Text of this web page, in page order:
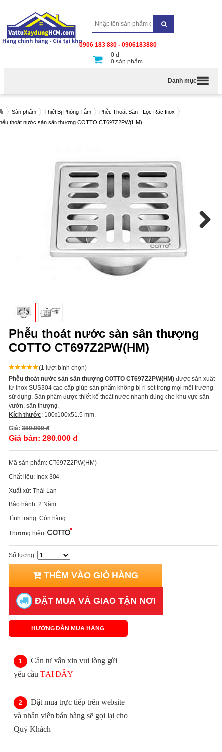
0906 183 880 - 0906183880
0 đ
0 sản phẩm
Danh mục
Sản phẩm Thiết Bị Phòng Tắm
Phễu Thoát Sàn - Lọc Rác Inox
thoát nước sàn sân thượng COTTO CT697Z2PW(HM)
Phễu thoát nước sàn sân thượng
COTTO CT697Z2PW(HM)
(1 lượt bình chọn)
Phễu thoát nước sàn sân thượng COTTO CT697Z2PW(HM) được sản xuất
từ inox SUS304 cao cấp giúp sản phẩm không bị rỉ sét trong mọi môi trường
sử dụng. Sản phẩm được thiết kế thoát nước nhanh dùng cho khu vực sân
vườn, sân thượng.
Kích thước: 100x100x51.5 mm.
Giá: 380.000 đ
Giá bán: 280.000 đ
Mã sản phẩm: CT697Z2PW(HM)
Chất liệu: Inox 304
Xuất xứ: Thái Lan
Bảo hành: 2 Năm
Tình trạng: Còn hàng
Thương hiệu:
Số lượng:
THÊM VÀO GIỎ HÀNG
ĐẶT MUA VÀ GIAO TẬN NƠI
HƯỚNG DẪN MUA HÀNG
Cần tư vấn xin vui lòng gửi
yêu cầu TẠI ĐÂY
Đặt mua trực tiếp trên website
và nhân viên bán hàng sẽ gọi lại cho
Quý Khách